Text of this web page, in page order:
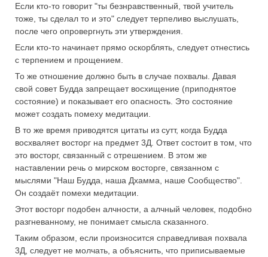
Если кто-то говорит "ты безнравственный, твой учитель
тоже, ты сделал то и это" следует терпеливо выслушать,
после чего опровергнуть эти утверждения.
Если кто-то начинает прямо оскорблять, следует отнестись
с терпением и прощением.
То же отношение должно быть в случае похвалы. Давая
свой совет Будда запрещает восхищение (приподнятое
состояние) и показывает его опасность. Это состояние
может создать помеху медитации.
В то же время приводятся цитаты из сутт, когда Будда
восхваляет восторг на предмет 3Д. Ответ состоит в том, что
это восторг, связанный с отрешением. В этом же
наставлении речь о мирском восторге, связанном с
мыслями "Наш Будда, наша Дхамма, наше Сообщество".
Он создаёт помехи медитации.
Этот восторг подобен алчности, а алчный человек, подобно
разгневанному, не понимает смысла сказанного.
Таким образом, если произносится справедливая похвала
3Д, следует не молчать, а объяснить, что приписываемые